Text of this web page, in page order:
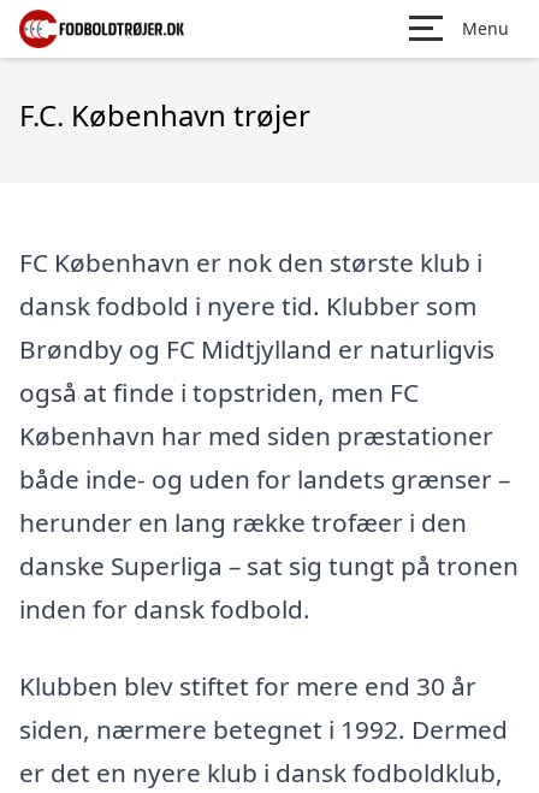
Menu
F.C. København trøjer
FC København er nok den største klub i
dansk fodbold i nyere tid. Klubber som
Brøndby og FC Midtjylland er naturligvis
også at finde i topstriden, men FC
København har med siden præstationer
både inde- og uden for landets grænser –
herunder en lang række trofæer i den
danske Superliga – sat sig tungt på tronen
inden for dansk fodbold.
Klubben blev stiftet for mere end 30 år
siden, nærmere betegnet i 1992. Dermed
er det en nyere klub i dansk fodboldklub,